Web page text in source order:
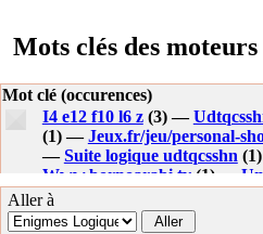
Mots clés des
Mot clé (occurences)
I4 e12 f10 l6 z(3) —
(1) —Jeux.fr/jeu/personal-
—Suite logique udtqcsshn
Www.bornoarabi.tv(1) —
—
Aller à